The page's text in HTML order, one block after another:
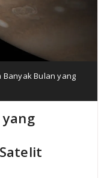
Banyak Bulan yang